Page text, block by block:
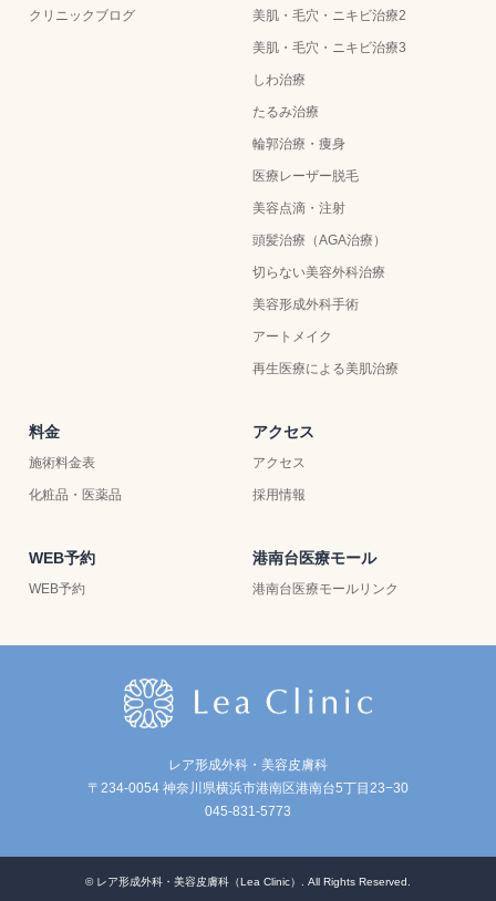
クリニックブログ 美肌・毛穴・ニキビ治療2
美肌・毛穴・ニキビ治療3
しわ治療
たるみ治療
輪郭治療・痩身
医療レーザー脱毛
美容点滴・注射
頭髪治療（AGA治療）
切らない美容外科治療
美容形成外科手術
アートメイク
再生医療による美肌治療
料金
施術料金表
化粧品・医薬品
アクセス
アクセス
採用情報
WEB予約
WEB予約
港南台医療モール
港南台医療モールリンク
レア形成外科・美容皮膚科
〒234-0054 神奈川県横浜市港南区港南台5丁目23−30
045-831-5773
© レア形成外科・美容皮膚科（Lea Clinic） . All Rights Reserved.